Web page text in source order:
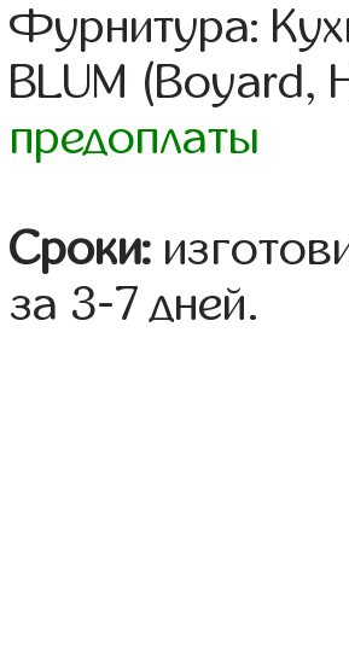
Фурнитура:
BLUM (Boyard,
предоплаты
Сроки:
за 3-7 дней.